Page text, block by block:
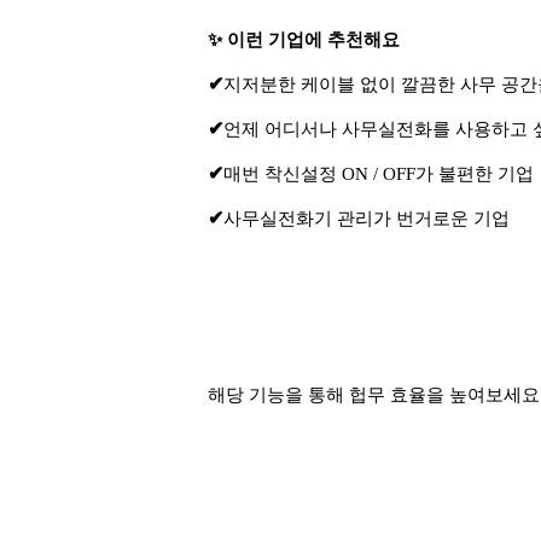
✨이런 기업에 추천해요
✔지저분한 케이블 없이 깔끔한 사무 공
✔언제 어디서나 사무실전화를 사용하고
✔매번 착신설정 ON / OFF가 불편한 기업
✔사무실전화기 관리가 번거로운 기업
해당 기능을 통해 헙무 효율을 높여보세